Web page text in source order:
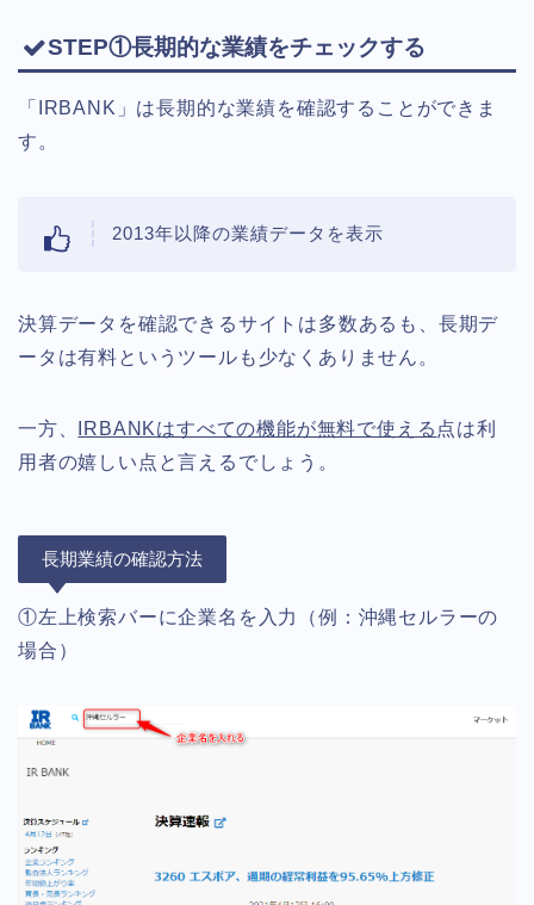
STEP①長期的な業績をチェックする
「IRBANK」は長期的な業績を確認することができま
す。
2013年以降の業績データを表示
決算データを確認できるサイトは多数あるも、長期デ
ータは有料というツールも少なくありません。
一方、 IRBANKはすべての機能が無料で使える 点は利
用者の嬉しい点と言えるでしょう。
長期業績の確認方法
①左上検索バーに企業名を入力（例：沖縄セルラーの
場合）